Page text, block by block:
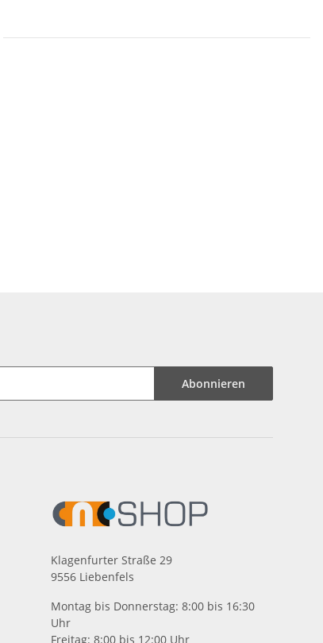
Abonnieren
Klagenfurter Straße 29
9556 Liebenfels
Montag bis Donnerstag: 8:00 bis 16:30
Uhr
Freitag: 8:00 bis 12:00 Uhr